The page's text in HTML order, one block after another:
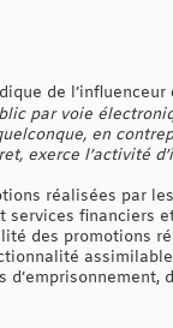
de
par voie
en
exerce l’activité
réalisées par
financiers
des promotions